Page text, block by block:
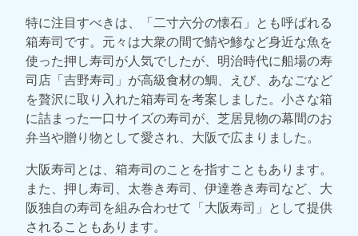
特に注目すべきは、「二寸六分の懐石」とも呼ばれる
箱寿司です。元々は大衆の間で鯖や鯵など身近な魚を
使った押し寿司が人気でしたが、明治時代に船場の寿
司店「吉野寿司」が高級食材の鯛、えび、あなごなど
を贅沢に取り入れた箱寿司を考案しました。小さな箱
に詰まった一口サイズの寿司が、芝居見物の幕間のお
弁当や贈り物として愛され、大阪で広まりました。
大阪寿司とは、箱寿司のことを指すこともあります。
また、押し寿司、太巻き寿司、伊達巻き寿司など、大
阪独自の寿司を組み合わせて「大阪寿司」として提供
されることもあります。